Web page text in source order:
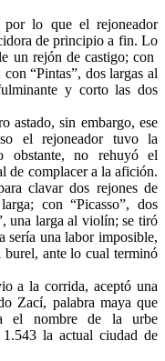
por lo que el rejoneador
de principio a fin. Lo
un rejón de castigo; con
“Pintas”, dos largas al
y corto las dos
astado, sin embargo, ese
el rejoneador tuvo la
obstante, no rehuyó el
de complacer a la afición.
clavar dos rejones de
con “Picasso”, dos
una larga al violín; se tiró
sería una labor imposible,
ante lo cual terminó
a la corrida, aceptó una
Zací, palabra maya que
el nombre de la urbe
la actual ciudad de